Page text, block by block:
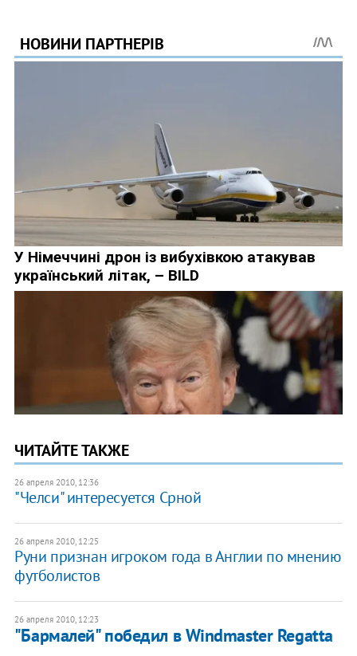
ЧИТАЙТЕ ТАКЖЕ
26 апреля 2010, 12:36
"Челси" интересуется Срной
26 апреля 2010, 12:25
Руни признан игроком года в Англии по мнению
футболистов
26 апреля 2010, 12:23
"Бармалей" победил в Windmaster Regatta